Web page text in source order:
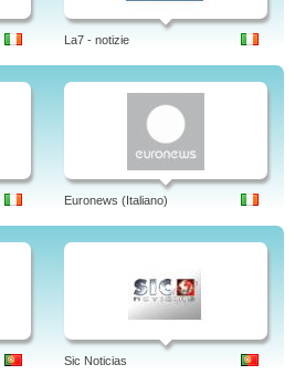
La7 - notizie
Euronews (Italiano)
Sic Noticias